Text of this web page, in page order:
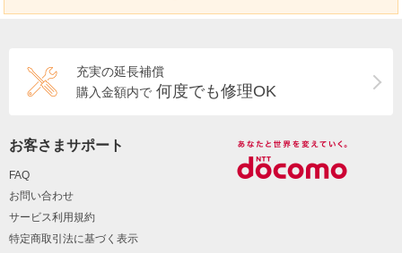
充実の延長補償
購入金額内で 何度でも修理OK
お客さまサポート
FAQ
お問い合わせ
サービス利用規約
特定商取引法に基づく表示